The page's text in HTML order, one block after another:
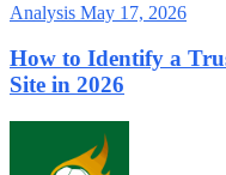
Analysis May 17, 2026
How to Identify a
Site in 2026